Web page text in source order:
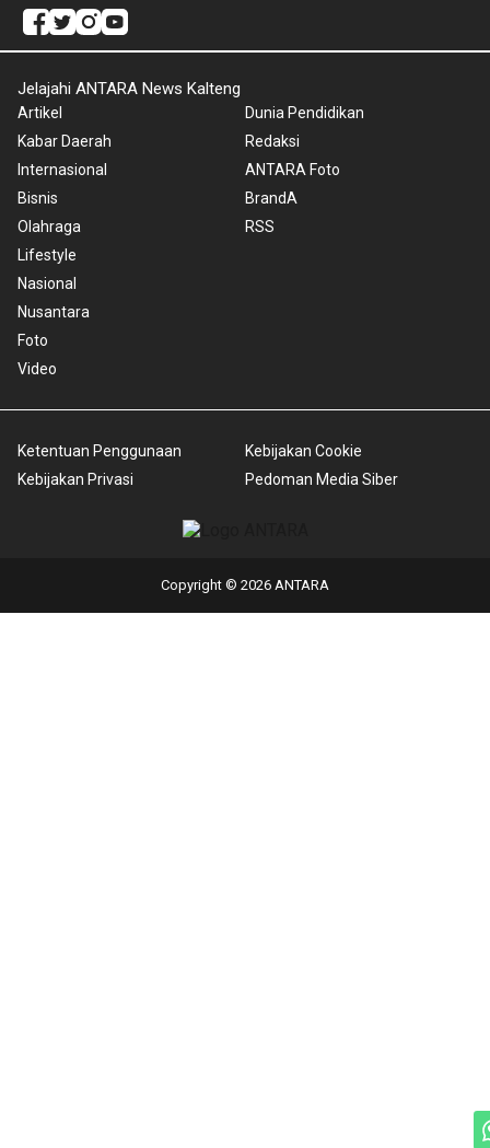
Jelajahi ANTARA News Kalteng
Artikel
Kabar Daerah
Internasional
Bisnis
Olahraga
Lifestyle
Nasional
Nusantara
Foto
Video
Dunia Pendidikan
Redaksi
ANTARA Foto
BrandA
RSS
Ketentuan Penggunaan
Kebijakan Privasi
Kebijakan Cookie
Pedoman Media Siber
Copyright © 2026 ANTARA